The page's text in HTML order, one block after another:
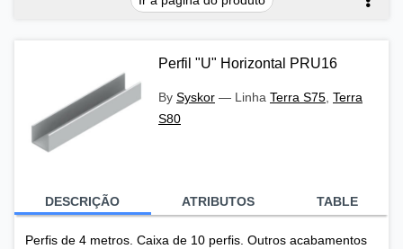
Perfil "U" Horizontal PRU16
By Syskor — Linha Terra S75 Terra
S80
DESCRIÇÃO ATRIBUTOS TABLE
Perfis de 4 metros. Caixa de 10 perfis. Outros acabamentos